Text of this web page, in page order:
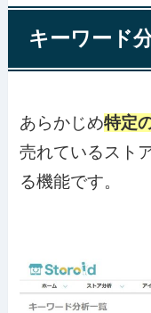
キーワード
あらかじめ特定
売れているスト
る機能です。